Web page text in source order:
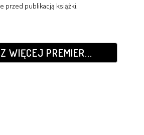
przed publikacją książki.
WIĘCEJ PREMIER...